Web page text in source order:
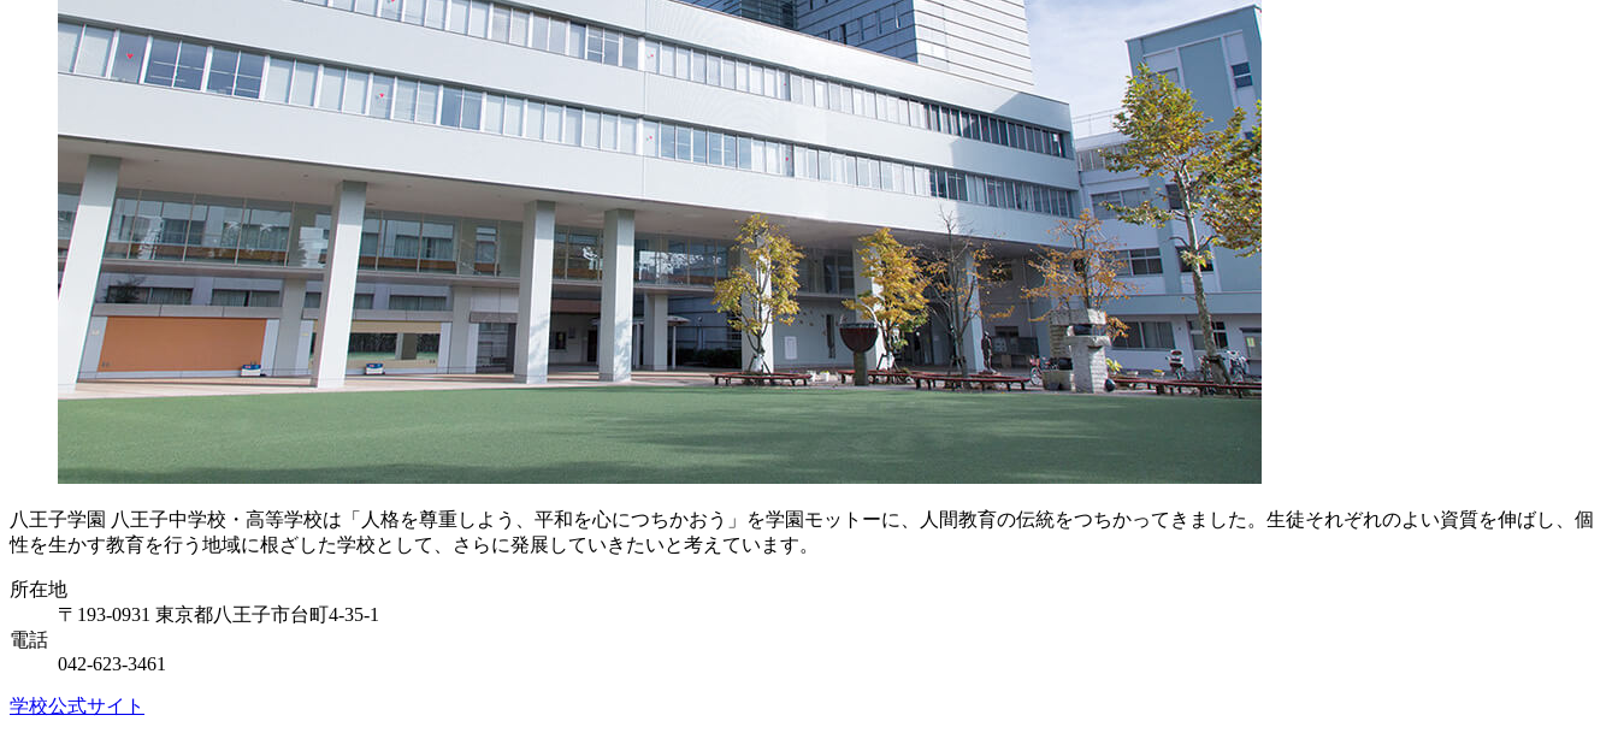
八王子学園 八王子中学校・高等学校は「人格を尊重しよう、平和を心につちかおう」を学園モットーに、人間教育の伝統をつちかってきました。生徒それぞれのよい資質を伸ばし、個
性を生かす教育を行う地域に根ざした学校として、さらに発展していきたいと考えています。
所在地
〒193-0931 東京都八王子市台町4-35-1
電話
042-623-3461
学校公式サイト